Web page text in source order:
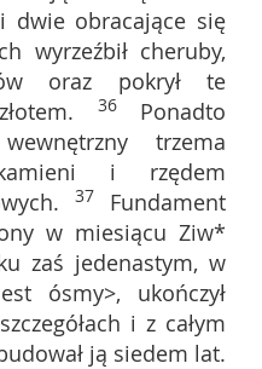
dwie obracające się
wyrzeźbił cheruby,
oraz pokrył te
36 Ponadto
trzema
i rzędem
37 Fundament
w miesiącu Ziw*
zaś jedenastym, w
ósmy>, ukończył
i z całym
ją siedem lat.